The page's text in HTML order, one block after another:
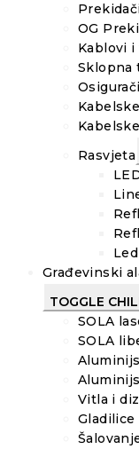
OG
Kablovi i
Sklopna
Rasvjeta
Građevinski
TOGGLE
SOLA
SOLA
Vitla i
Gladilice